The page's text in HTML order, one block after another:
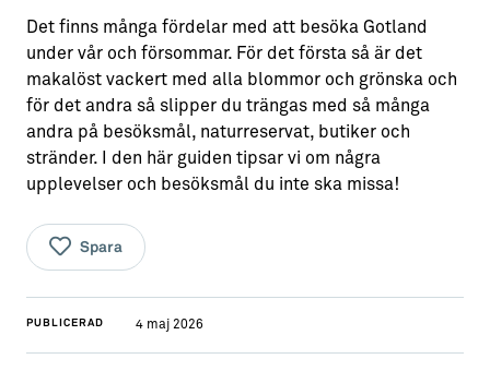
Konst & form
Guider (Gotland på egen hand)
Guidade turer
Aktiviteter
Möten & kongresser
Hansestaden världsarv
Allt om Gotland
→ Våra gotländska socknar
→ Myter om att bo på Gotland
→ Gutamål och gotländska
→ Hyra bostad
→ Köpa bostad
Det finns många fördelar med att besöka Gotland
under vår och försommar. För det första så är det
makalöst vackert med alla blommor och grönska och
för det andra så slipper du trängas med så många
andra på besöksmål, naturreservat, butiker och
stränder. I den här guiden tipsar vi om några
upplevelser och besöksmål du inte ska missa!
Spara
PUBLICERAD 4 maj 2026